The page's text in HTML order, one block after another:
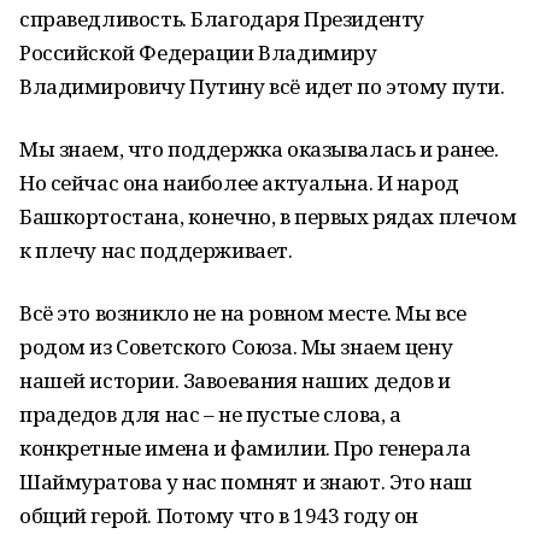
справедливость. Благодаря Президенту
Российской Федерации Владимиру
Владимировичу Путину всё идет по этому пути.
Мы знаем, что поддержка оказывалась и ранее.
Но сейчас она наиболее актуальна. И народ
Башкортостана, конечно, в первых рядах плечом
к плечу нас поддерживает.
Всё это возникло не на ровном месте. Мы все
родом из Советского Союза. Мы знаем цену
нашей истории. Завоевания наших дедов и
прадедов для нас – не пустые слова, а
конкретные имена и фамилии. Про генерала
Шаймуратова у нас помнят и знают. Это наш
общий герой. Потому что в 1943 году он